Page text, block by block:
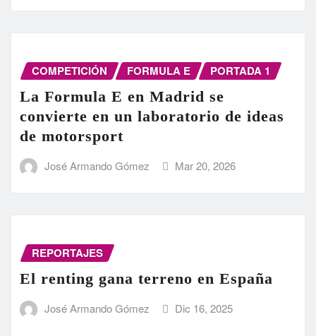
COMPETICIÓN FORMULA E PORTADA 1
La Formula E en Madrid se
convierte en un laboratorio de ideas
de motorsport
José Armando Gómez Mar 20, 2026
REPORTAJES
El renting gana terreno en España
José Armando Gómez Dic 16, 2025